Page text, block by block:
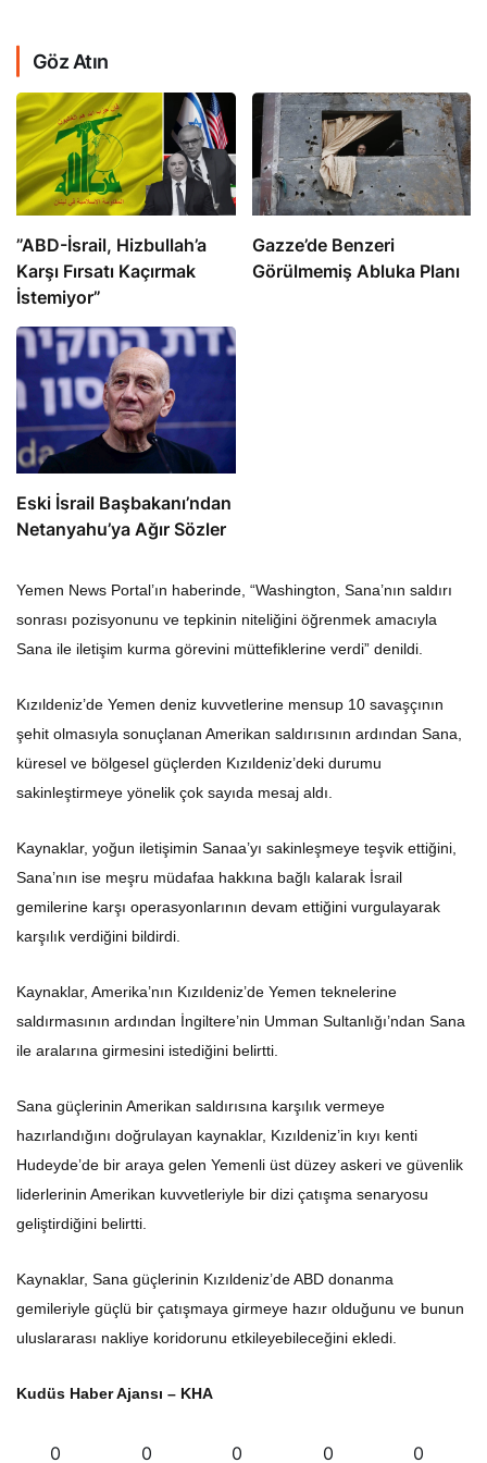
Göz Atın
​​​​​​​”ABD-İsrail, Hizbullah’a
Karşı Fırsatı Kaçırmak
İstemiyor”
​​​​​​​Gazze’de Benzeri
Görülmemiş Abluka Planı
Eski İsrail Başbakanı’ndan
Netanyahu’ya Ağır Sözler
Yemen News Portal’ın haberinde, “Washington, Sana’nın saldırı
sonrası pozisyonunu ve tepkinin niteliğini öğrenmek amacıyla
Sana ile iletişim kurma görevini müttefiklerine verdi” denildi.
Kızıldeniz’de Yemen deniz kuvvetlerine mensup 10 savaşçının
şehit olmasıyla sonuçlanan Amerikan saldırısının ardından Sana,
küresel ve bölgesel güçlerden Kızıldeniz’deki durumu
sakinleştirmeye yönelik çok sayıda mesaj aldı.
Kaynaklar, yoğun iletişimin Sanaa’yı sakinleşmeye teşvik ettiğini,
Sana’nın ise meşru müdafaa hakkına bağlı kalarak İsrail
gemilerine karşı operasyonlarının devam ettiğini vurgulayarak
karşılık verdiğini bildirdi.
Kaynaklar, Amerika’nın Kızıldeniz’de Yemen teknelerine
saldırmasının ardından İngiltere’nin Umman Sultanlığı’ndan Sana
ile aralarına girmesini istediğini belirtti.
Sana güçlerinin Amerikan saldırısına karşılık vermeye
hazırlandığını doğrulayan kaynaklar, Kızıldeniz’in kıyı kenti
Hudeyde’de bir araya gelen Yemenli üst düzey askeri ve güvenlik
liderlerinin Amerikan kuvvetleriyle bir dizi çatışma senaryosu
geliştirdiğini belirtti.
Kaynaklar, Sana güçlerinin Kızıldeniz’de ABD donanma
gemileriyle güçlü bir çatışmaya girmeye hazır olduğunu ve bunun
uluslararası nakliye koridorunu etkileyebileceğini ekledi.
Kudüs Haber Ajansı – KHA
0 0 0 0 0